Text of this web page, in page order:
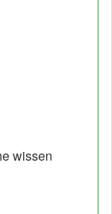
wissen